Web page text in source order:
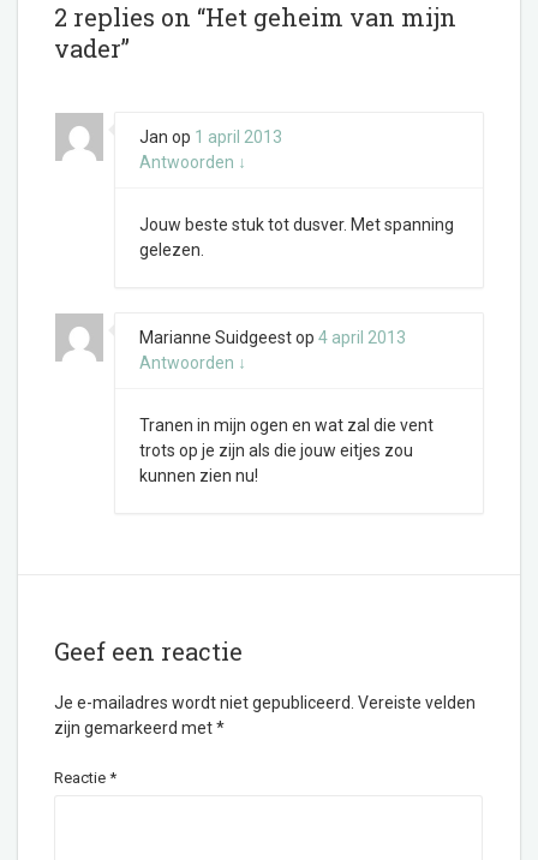
2 replies on “Het geheim van mijn
vader”
Jan op 1 april 2013
Antwoorden ↓
Jouw beste stuk tot dusver. Met spanning
gelezen.
Marianne Suidgeestop 4 april 2013
Antwoorden ↓
Tranen in mijn ogen en wat zal die vent
trots op je zijn als die jouw eitjes zou
kunnen zien nu!
Geef een reactie
Je e-mailadres wordt niet gepubliceerd. Vereiste velden
zijn gemarkeerd met*
Reactie *